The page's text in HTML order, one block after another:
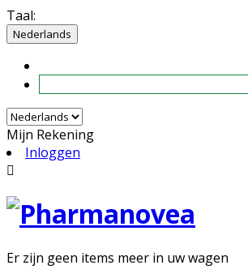
Taal:
Nederlands
Mijn Rekening
Inloggen

Er zijn geen items meer in uw wagen